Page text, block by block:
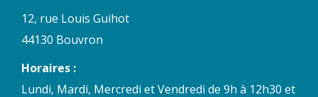
12, rue Louis Guihot
44130 Bouvron
Horaires :
Lundi, Mardi, Mercredi et Vendredi de 9h à 12h30 et